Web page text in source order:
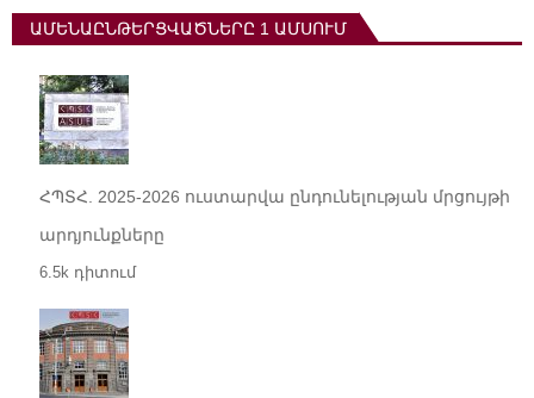
ԱՄԵՆԱԸՆԹԵՐՑՎԱԾՆԵՐԸ 1 ԱՄՍՈՒՄ
ՀՊՏՀ. 2025-2026 ուստարվա ընդունելության մրցույթի
արդյունքները
6.5k դիտում